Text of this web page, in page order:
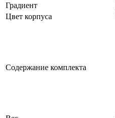
Градиент
Цвет корпуса
Содержание комплекта